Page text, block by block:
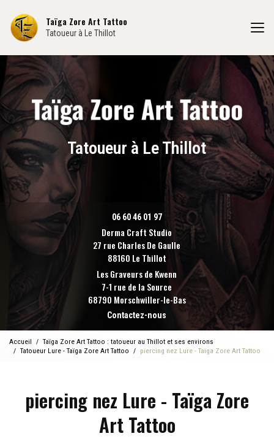
contenu
principal
Taïga Zore Art Tattoo
Tatoueur à Le Thillot
Tatoueur à Le Thillot
06 60 46 01 97
Derma Craft Studio
27 rue Charles De Gaulle
88160 Le Thillot
Les Graveurs de Kwenn
7-1 rue de la Source
68790 Morschwiller-le-Bas
Contactez-nous
Accueil
Taïga Zore Art Tattoo : tatoueur au Thillot et ses environs
Tatoueur Lure - Taïga Zore Art Tattoo
piercing nez Lure - Taïga Zore Art Tattoo
piercing nez Lure - Taïga Zore
Art Tattoo